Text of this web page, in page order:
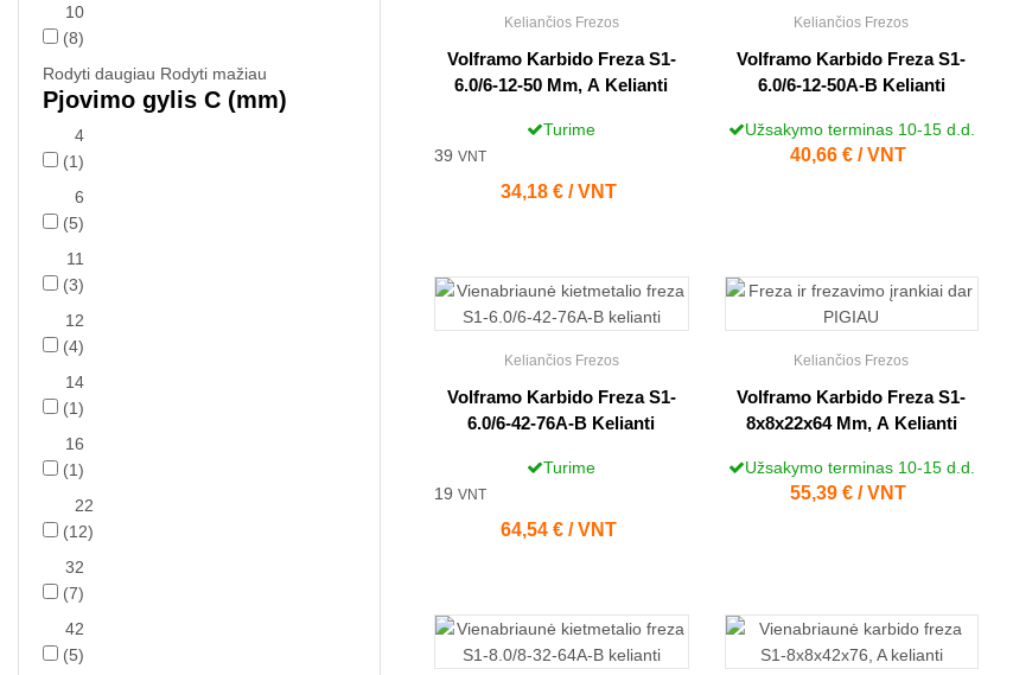
10
(8)
Rodyti daugiau Rodyti mažiau
Pjovimo gylis C (mm)
4
(1)
6
(5)
11
(3)
12
(4)
14
(1)
16
(1)
22
(12)
32
(7)
42
(5)
Keliančios Frezos
Volframo Karbido Freza S1-
6.0/6-12-50 Mm, A Kelianti
Turime
39 VNT
Kaina
34,18 € / VNT
Keliančios Frezos
Volframo Karbido Freza S1-
6.0/6-12-50A-B Kelianti
Užsakymo terminas 10-15 d.d.
Kaina
40,66 € / VNT
Keliančios Frezos
Volframo Karbido Freza S1-
6.0/6-42-76A-B Kelianti
Turime
19 VNT
Kaina
64,54 € / VNT
Keliančios Frezos
Volframo Karbido Freza S1-
8x8x22x64 Mm, A Kelianti
Užsakymo terminas 10-15 d.d.
Kaina
55,39 € / VNT